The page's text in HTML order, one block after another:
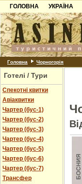
ГОЛОВНА
УКРАЇНА
Карпати
Азов
Шацьк
Головна Чорногорія
Готелі / Тури
Спекотні квитки
Авіаквитки
Чартер (бус-1)
Чартер (бус-2)
Чартер (бус-3)
Чартер (бус-4)
Чартер (бус-5)
Чартер (бус-6)
Чартер (бус-7)
Трансфер